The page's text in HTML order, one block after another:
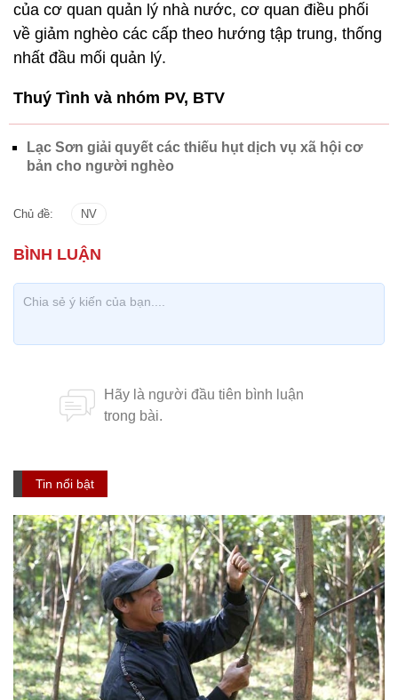
của cơ quan quản lý nhà nước, cơ quan điều phối
về giảm nghèo các cấp theo hướng tập trung, thống
nhất đầu mối quản lý.
Thuý Tình và nhóm PV, BTV
Lạc Sơn giải quyết các thiếu hụt dịch vụ xã hội cơ
bản cho người nghèo
Chủ đề: NV
Tin nổi bật